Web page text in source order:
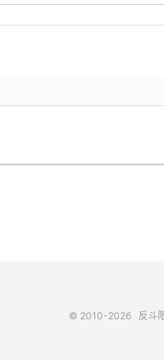
© 2010-2026 反斗